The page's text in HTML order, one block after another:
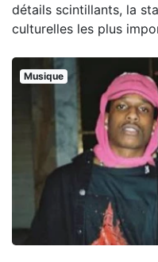
détails scintillants, la
culturelles les plus
Musique